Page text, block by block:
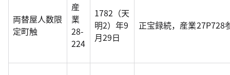
両替屋人数限
定町触
産
業
28-
224
1782（天
明2）年9
月29日
正宝録続，産業27P728